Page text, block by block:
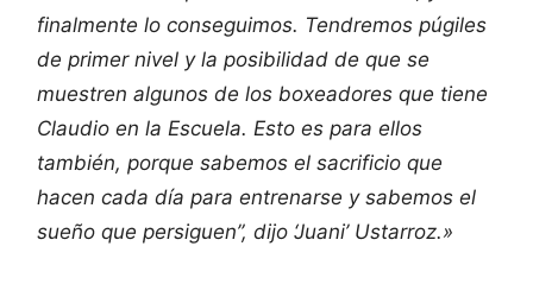
finalmente lo conseguimos. Tendremos púgiles
de primer nivel y la posibilidad de que se
muestren algunos de los boxeadores que tiene
Claudio en la Escuela. Esto es para ellos
también, porque sabemos el sacrificio que
hacen cada día para entrenarse y sabemos el
sueño que persiguen”, dijo ‘Juani’ Ustarroz.»